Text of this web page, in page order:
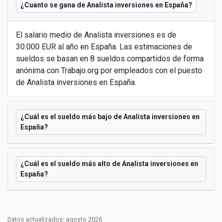
¿Cuanto se gana de Analista inversiones en España?
El salario medio de Analista inversiones es de
30.000 EUR al año en España. Las estimaciones de
sueldos se basan en 8 sueldos compartidos de forma
anónima con Trabajo.org por empleados con el puesto
de Analista inversiones en España.
¿Cuál es el sueldo más bajo de Analista inversiones en
España?
¿Cuál es el sueldo más alto de Analista inversiones en
España?
Datos actualizados: agosto 2026